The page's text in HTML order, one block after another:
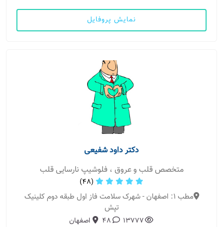
نمایش پروفایل
دکتر داود شفیعی
متخصص قلب و عروق ، فلوشیپ نارسایی قلب
(48)
مطب 1: اصفهان - شهرک سلامت فاز اول طبقه دوم کلینیک
تپش
13777
48 اصفهان